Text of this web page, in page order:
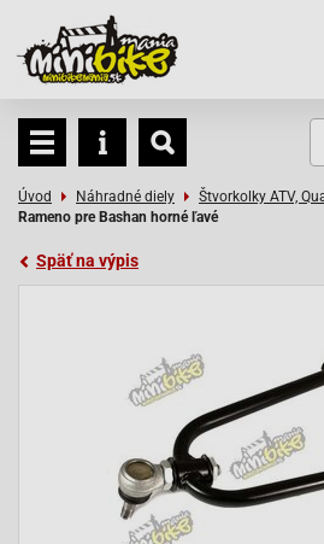
Úvod Náhradné diely Štvorkolky ATV,
Rameno pre Bashan horné ľavé
Späť na výpis